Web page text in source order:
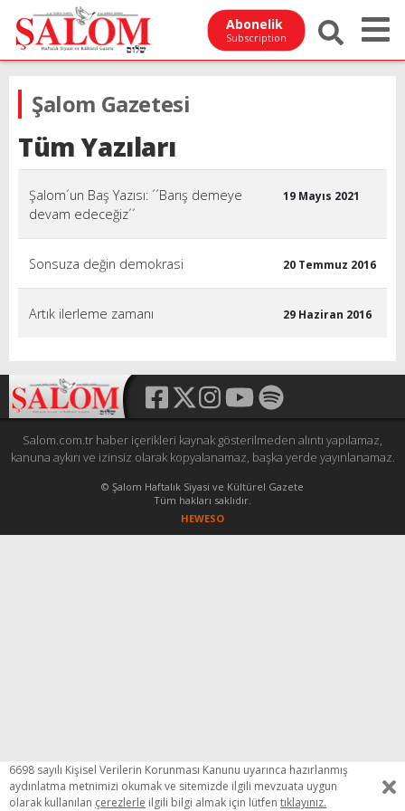
Abonelik
Subscription
Şalom Gazetesi
Tüm Yazıları
Şalom´un Baş Yazısı: ´´Barış demeye
devam edeceğiz´´
19 Mayıs 2021
Sonsuza değin demokrasi 20 Temmuz 2016
Artık ilerleme zamanı 29 Haziran 2016
Salom.com.tr haber içerikleri kaynak gösterilmeden alıntı yapılamaz,
kanuna aykırı ve izinsiz olarak kopyalanamaz, başka yerde yayınlanamaz.
© Şalom Haftalık Siyasi ve Kültürel Gazete
Tüm hakları saklıdır.
HEWESO
6698 sayılı Kişisel Verilerin Korunması Kanunu uyarınca hazırlanmış
aydınlatma metnimizi okumak ve sitemizde ilgili mevzuata uygun
olarak kullanılan çerezlerle ilgili bilgi almak için lütfen tıklayınız.